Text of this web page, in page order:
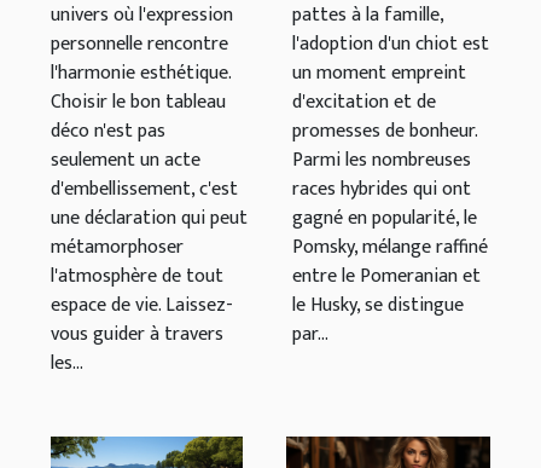
univers où l'expression
personnelle rencontre
l'harmonie esthétique.
Choisir le bon tableau
déco n'est pas
seulement un acte
d'embellissement, c'est
une déclaration qui peut
métamorphoser
l'atmosphère de tout
espace de vie. Laissez-
vous guider à travers
les...
pattes à la famille,
l'adoption d'un chiot est
un moment empreint
d'excitation et de
promesses de bonheur.
Parmi les nombreuses
races hybrides qui ont
gagné en popularité, le
Pomsky, mélange raffiné
entre le Pomeranian et
le Husky, se distingue
par...